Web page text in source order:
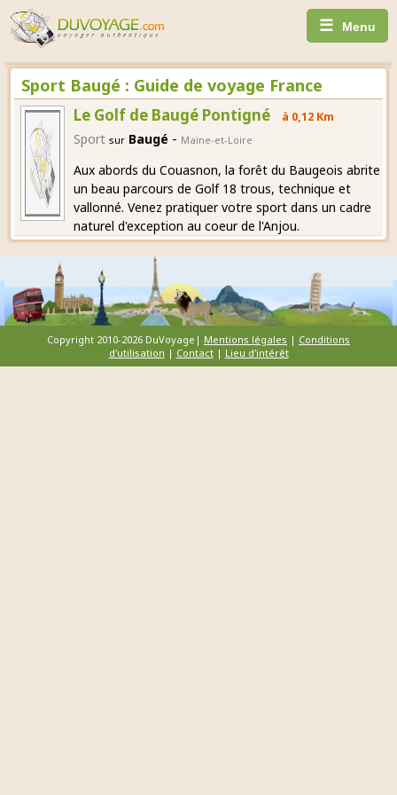
☰ Menu
Sport Baugé : Guide de voyage France
Le Golf de Baugé Pontigné à 0,12 Km
Sport sur Baugé - Maine-et-Loire
Aux abords du Couasnon, la forêt du Baugeois abrite
un beau parcours de Golf 18 trous, technique et
vallonné. Venez pratiquer votre sport dans un cadre
naturel d'exception au coeur de l'Anjou.
Copyright 2010-2026 DuVoyage| Mentions légales | Conditions
d'utilisation | Contact| Lieu d'intérêt